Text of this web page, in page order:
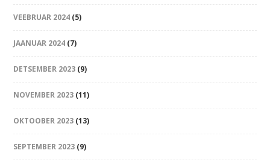
VEEBRUAR 2024 (5)
JAANUAR 2024 (7)
DETSEMBER 2023 (9)
NOVEMBER 2023 (11)
OKTOOBER 2023 (13)
SEPTEMBER 2023 (9)